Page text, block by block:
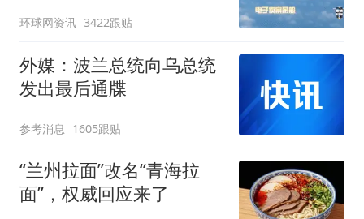
环球网资讯 3422跟贴
外媒：波兰总统向乌总统
发出最后通牒
参考消息 1605跟贴
“兰州拉面”改名“青海拉
面”，权威回应来了